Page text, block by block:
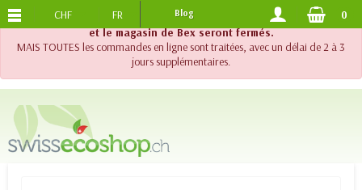
!! Important !! Jusqu'au 20 août 2026, le support téléphonique
et le magasin de Bex seront fermés.
MAIS TOUTES les commandes en ligne sont traitées, avec un délai de 2 à 3
jours supplémentaires.
PORTS OFFERTS DES 120.-
CHF FR Blog 0